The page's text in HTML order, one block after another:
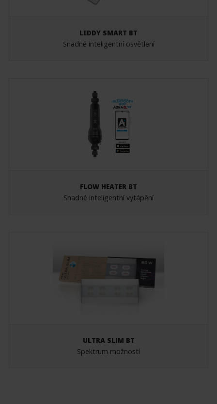
LEDDY SMART BT
Snadné inteligentní osvětlení
FLOW HEATER BT
Snadné inteligentní vytápění
ULTRA SLIM BT
Spektrum možností